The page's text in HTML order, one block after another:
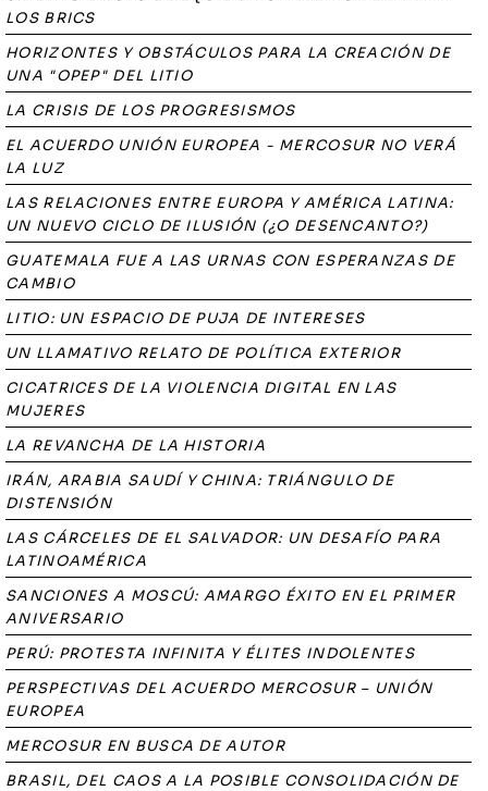
LOS BRICS
HORIZONTES Y OBSTÁCULOS PARA LA CREACIÓN DE
UNA "OPEP" DEL LITIO
LA CRISIS DE LOS PROGRESISMOS
EL ACUERDO UNIÓN EUROPEA - MERCOSUR NO VERÁ
LA LUZ
LAS RELACIONES ENTRE EUROPA Y AMÉRICA LATINA:
UN NUEVO CICLO DE ILUSIÓN (¿O DESENCANTO?)
GUATEMALA FUE A LAS URNAS CON ESPERANZAS DE
CAMBIO
LITIO: UN ESPACIO DE PUJA DE INTERESES
UN LLAMATIVO RELATO DE POLÍTICA EXTERIOR
CICATRICES DE LA VIOLENCIA DIGITAL EN LAS
MUJERES
LA REVANCHA DE LA HISTORIA
IRÁN, ARABIA SAUDÍ Y CHINA: TRIÁNGULO DE
DISTENSIÓN
LAS CÁRCELES DE EL SALVADOR: UN DESAFÍO PARA
LATINOAMÉRICA
SANCIONES A MOSCÚ: AMARGO ÉXITO EN EL PRIMER
ANIVERSARIO
PERÚ: PROTESTA INFINITA Y ÉLITES INDOLENTES
PERSPECTIVAS DEL ACUERDO MERCOSUR – UNIÓN
EUROPEA
MERCOSUR EN BUSCA DE AUTOR
BRASIL, DEL CAOS A LA POSIBLE CONSOLIDACIÓN DE